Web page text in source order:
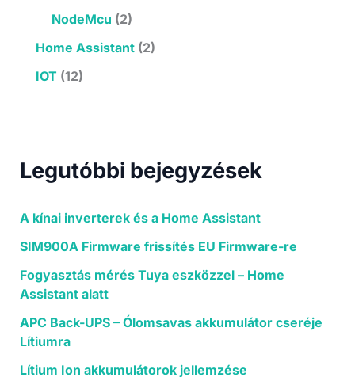
NodeMcu (2)
Home Assistant(2)
IOT (12)
Legutóbbi bejegyzések
A kínai inverterek és a Home Assistant
SIM900A Firmware frissítés EU Firmware-re
Fogyasztás mérés Tuya eszközzel – Home
Assistant alatt
APC Back-UPS – Ólomsavas akkumulátor cseréje
Lítiumra
Lítium Ion akkumulátorok jellemzése